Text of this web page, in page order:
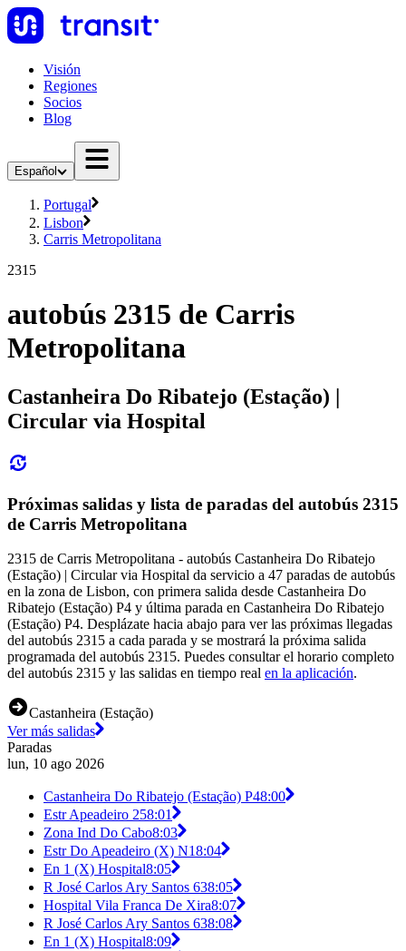
Visión
Regiones
Socios
Blog
Español
Portugal
Lisbon
Carris Metropolitana
2315
autobús 2315 de Carris
Metropolitana
Castanheira Do Ribatejo (Estação) |
Circular via Hospital
Próximas salidas y lista de paradas del autobús 2315
de Carris Metropolitana
2315 de Carris Metropolitana - autobús Castanheira Do Ribatejo
(Estação) | Circular via Hospital da servicio a 47 paradas de autobús
en la zona de Lisbon, con primera salida desde Castanheira Do
Ribatejo (Estação) P4 y última parada en Castanheira Do Ribatejo
(Estação) P4. Desplázate hacia abajo para ver las próximas llegadas
del autobús 2315 a cada parada y se mostrará la próxima salida
programada del autobús 2315. Puedes consultar el horario completo
del autobús 2315 y las salidas en tiempo real en la aplicación.
Castanheira (Estação)
Ver más salidas
Paradas
lun, 10 ago 2026
Castanheira Do Ribatejo (Estação) P48:00
Estr Apeadeiro 258:01
Zona Ind Do Cabo8:03
Estr Do Apeadeiro (X) N18:04
En 1 (X) Hospital8:05
R José Carlos Ary Santos 638:05
Hospital Vila Franca De Xira8:07
R José Carlos Ary Santos 638:08
En 1 (X) Hospital8:09